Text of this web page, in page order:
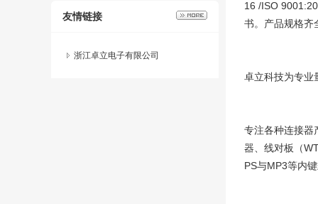
友情链接
浙江卓立电子有限公司
16 /ISO
书。产品规格齐
卓立科技为专业
专注各种连接器
器、线对板（
PS与MP3等内